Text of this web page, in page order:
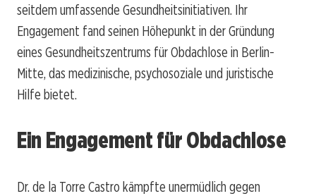
seitdem umfassende Gesundheitsinitiativen. Ihr
Engagement fand seinen Höhepunkt in der Gründung
eines Gesundheitszentrums für Obdachlose in Berlin-
Mitte, das medizinische, psychosoziale und juristische
Hilfe bietet.
Ein Engagement für Obdachlose
Dr. de la Torre Castro kämpfte unermüdlich gegen